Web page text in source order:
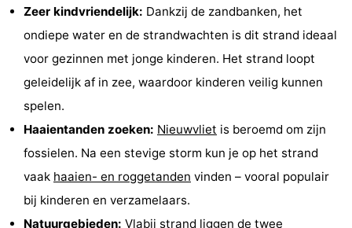
Zien
doen
Bezienswaardigheden
Musea
Monumenten
Molens
Zeer kindvriendelijk: Dankzij de zandbanken, het
ondiepe water en de strandwachten is dit strand ideaal
voor gezinnen met jonge kinderen. Het strand loopt
geleidelijk af in zee, waardoor kinderen veilig kunnen
spelen.
Haaientanden zoeken: Nieuwvliet is beroemd om zijn
fossielen. Na een stevige storm kun je op het strand
vaak haaien- en roggetanden vinden – vooral populair
bij kinderen en verzamelaars.
Natuurgebieden: Vlabij strand liggen de twee